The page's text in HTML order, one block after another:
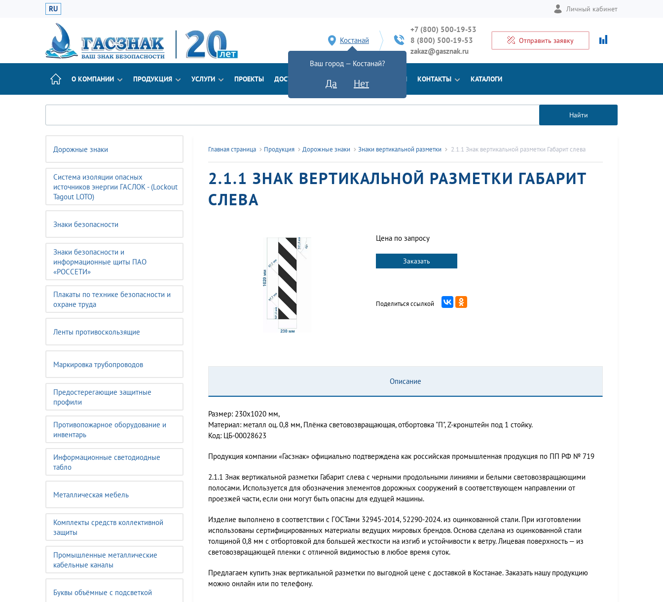
RU Личный кабинет
Костанай
Ваш город — Костанай?
Да Нет
+7 (800) 500-19-53
8 (800) 500-19-53
zakaz@gasznak.ru
Отправить заявку
О КОМПАНИИ ПРОДУКЦИЯ УСЛУГИ ПРОЕКТЫ ДОСТАВКА ДОКУМЕНТЫ НОВОСТИ КОНТАКТЫ КАТАЛОГИ
Найти
Дорожные знаки
Система изоляции опасных
источников энергии ГАСЛОК - (Lockout
Tagout LOTO)
Знаки безопасности
Знаки безопасности и
информационные щиты ПАО
«РОССЕТИ»
Плакаты по технике безопасности и
охране труда
Ленты противоскользящие
Маркировка трубопроводов
Предостерегающие защитные
профили
Противопожарное оборудование и
инвентарь
Информационные светодиодные
табло
Металлическая мебель
Комплекты средств коллективной
защиты
Промышленные металлические
кабельные каналы
Буквы объёмные с подсветкой
Главная страница Продукция Дорожные знаки Знаки вертикальной разметки 2.1.1 Знак вертикальной разметки Габарит слева
2.1.1 ЗНАК ВЕРТИКАЛЬНОЙ РАЗМЕТКИ ГАБАРИТ
СЛЕВА
Цена по запросу
Заказать
Поделиться ссылкой
Описание
Размер: 230x1020 мм,
Материал: металл оц. 0,8 мм, Плёнка световозвращающая, отбортовка "П", Z-кронштейн под 1 стойку.
Код: ЦБ-00028623
Продукция компании «Гасзнак» официально подтверждена как российская промышленная продукция по ПП РФ № 719
2.1.1 Знак вертикальной разметки Габарит слева с черными продольными линиями и белыми световозвращающими
полосами. Используется для обозначения элементов дорожных сооружений в соответствующем направлении от
проезжей части, если они могут быть опасны для едущей машины.
Изделие выполнено в соответствии с ГОСТами 32945-2014, 52290-2024. из оцинкованной стали. При изготовлении
использованы сертифицированных материалы ведущих мировых брендов. Основа сделана из оцинкованной стали
толщиной 0,8 мм с отбортовкой для большей жесткости на изгиб и устойчивости к ветру. Лицевая поверхность — из
световозвращающей пленки с отличной видимостью в любое время суток.
Предлагаем купить знак вертикальной разметки по выгодной цене с доставкой в Костанае. Заказать нашу продукцию
можно онлайн или по телефону.